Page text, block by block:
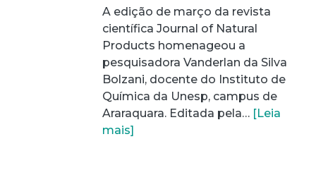
A edição de março da revista
científica Journal of Natural
Products homenageou a
pesquisadora Vanderlan da Silva
Bolzani, docente do Instituto de
Química da Unesp, campus de
Araraquara. Editada pela… [Leia
mais]